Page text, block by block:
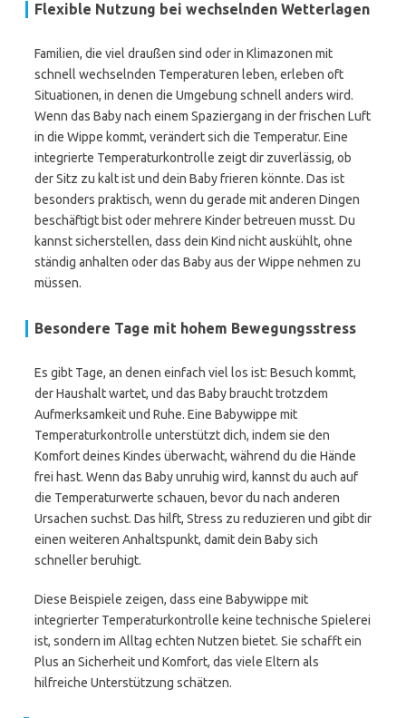
Flexible Nutzung bei wechselnden Wetterlagen
Familien, die viel draußen sind oder in Klimazonen mit
schnell wechselnden Temperaturen leben, erleben oft
Situationen, in denen die Umgebung schnell anders wird.
Wenn das Baby nach einem Spaziergang in der frischen Luft
in die Wippe kommt, verändert sich die Temperatur. Eine
integrierte Temperaturkontrolle zeigt dir zuverlässig, ob
der Sitz zu kalt ist und dein Baby frieren könnte. Das ist
besonders praktisch, wenn du gerade mit anderen Dingen
beschäftigt bist oder mehrere Kinder betreuen musst. Du
kannst sicherstellen, dass dein Kind nicht auskühlt, ohne
ständig anhalten oder das Baby aus der Wippe nehmen zu
müssen.
Besondere Tage mit hohem Bewegungsstress
Es gibt Tage, an denen einfach viel los ist: Besuch kommt,
der Haushalt wartet, und das Baby braucht trotzdem
Aufmerksamkeit und Ruhe. Eine Babywippe mit
Temperaturkontrolle unterstützt dich, indem sie den
Komfort deines Kindes überwacht, während du die Hände
frei hast. Wenn das Baby unruhig wird, kannst du auch auf
die Temperaturwerte schauen, bevor du nach anderen
Ursachen suchst. Das hilft, Stress zu reduzieren und gibt dir
einen weiteren Anhaltspunkt, damit dein Baby sich
schneller beruhigt.
Diese Beispiele zeigen, dass eine Babywippe mit
integrierter Temperaturkontrolle keine technische Spielerei
ist, sondern im Alltag echten Nutzen bietet. Sie schafft ein
Plus an Sicherheit und Komfort, das viele Eltern als
hilfreiche Unterstützung schätzen.